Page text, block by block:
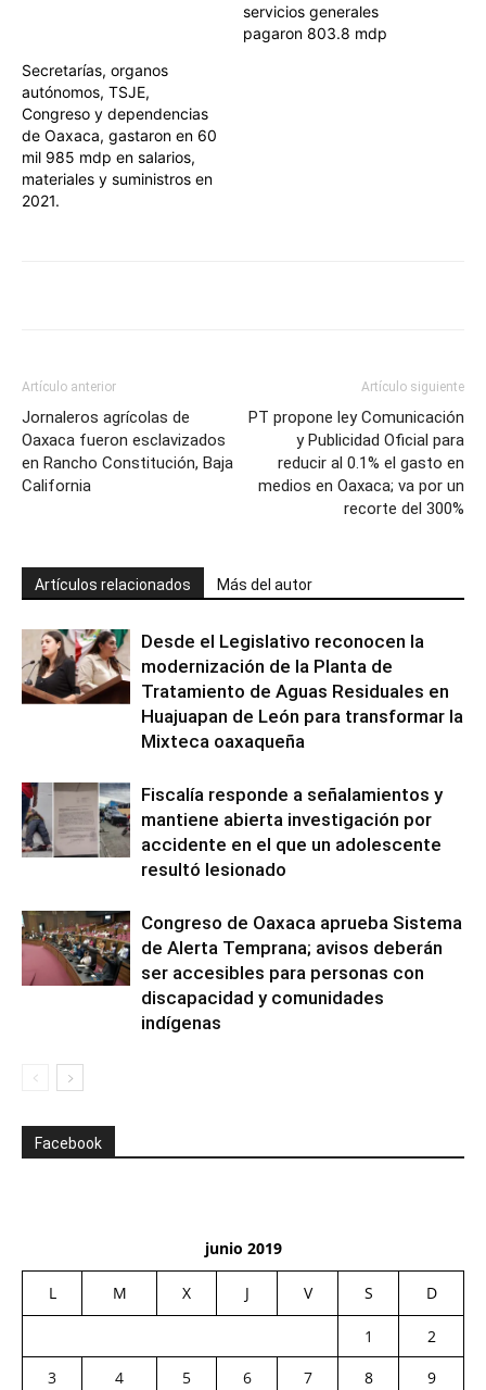
servicios generales
pagaron 803.8 mdp
Secretarías, organos
autónomos, TSJE,
Congreso y dependencias
de Oaxaca, gastaron en 60
mil 985 mdp en salarios,
materiales y suministros en
2021.
Artículo anterior
Jornaleros agrícolas de
Oaxaca fueron esclavizados
en Rancho Constitución, Baja
California
Artículo siguiente
PT propone ley Comunicación
y Publicidad Oficial para
reducir al 0.1% el gasto en
medios en Oaxaca; va por un
recorte del 300%
Artículos relacionados Más del autor
Desde el Legislativo reconocen la
modernización de la Planta de
Tratamiento de Aguas Residuales en
Huajuapan de León para transformar la
Mixteca oaxaqueña
Fiscalía responde a señalamientos y
mantiene abierta investigación por
accidente en el que un adolescente
resultó lesionado
Congreso de Oaxaca aprueba Sistema
de Alerta Temprana; avisos deberán
ser accesibles para personas con
discapacidad y comunidades
indígenas
Facebook
junio 2019
L M X J V S D
1
2
3
4 5 6 7 8
9